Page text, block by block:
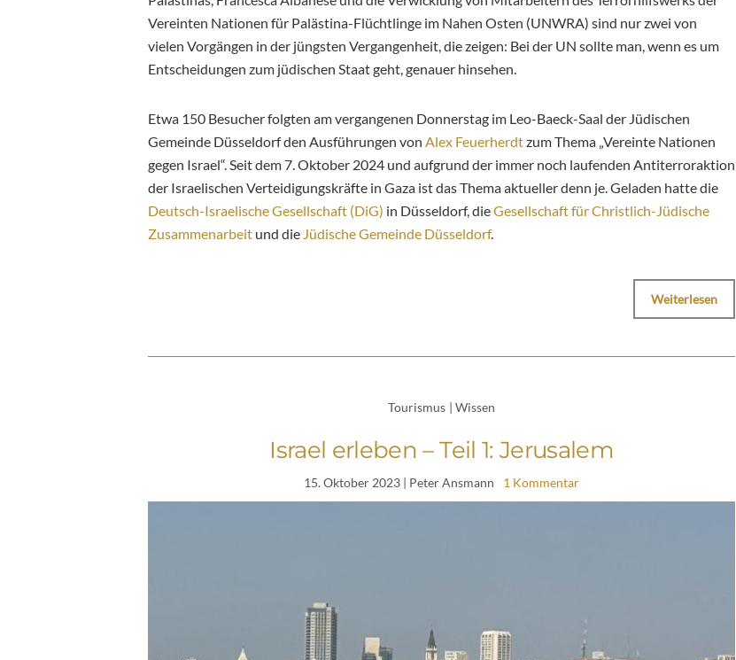
Vereinten Nationen für Palästina-Flüchtlinge im Nahen Osten (UNWRA) sind nur zwei von
vielen Vorgängen in der jüngsten Vergangenheit, die zeigen: Bei der UN sollte man, wenn es um
Entscheidungen zum jüdischen Staat geht, genauer hinsehen.
Etwa 150 Besucher folgten am vergangenen Donnerstag im Leo-Baeck-Saal der Jüdischen
Gemeinde Düsseldorf den Ausführungen von Alex Feuerherdtzum Thema „Vereinte Nationen
gegen Israel“. Seit dem 7. Oktober 2024 und aufgrund der immer noch laufenden Antiterroraktion
der Israelischen Verteidigungskräfte in Gaza ist das Thema aktueller denn je. Geladen hatte die
Deutsch-Israelische Gesellschaft (DiG) in Düsseldorf, dieGesellschaft für Christlich-Jüdische
Zusammenarbeit und die Jüdische Gemeinde Düsseldorf.
Weiterlesen
Tourismus Wissen
Israel erleben – Teil 1: Jerusalem
15. Oktober 2023 | Peter Ansmann 1 Kommentar